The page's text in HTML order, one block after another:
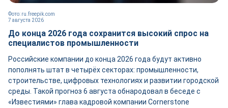
7 августа 2026
Фото: ru.freepik.com
До конца 2026 года сохранится высокий спрос на
специалистов промышленности
Российские компании до конца 2026 года будут активно
пополнять штат в четырёх секторах: промышленности,
строительстве, цифровых технологиях и развитии городской
среды. Такой прогноз 6 августа обнародовал в беседе с
«Известиями» глава кадровой компании Cornerstone